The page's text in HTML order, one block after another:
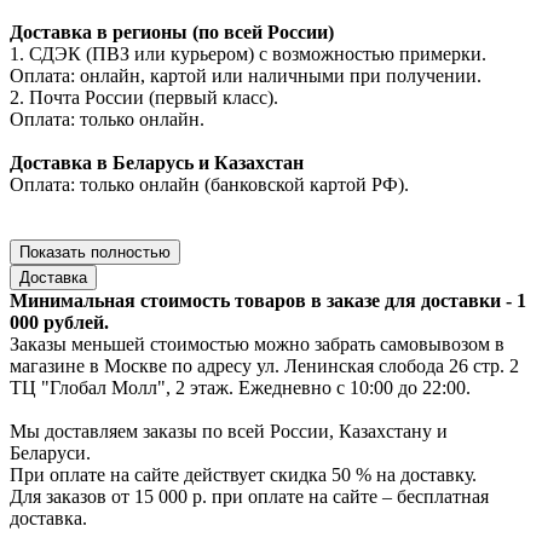
Доставка в регионы (по всей России)
1. СДЭК (ПВЗ или курьером) с возможностью примерки.
Оплата: онлайн, картой или наличными при получении.
2. Почта России (первый класс).
Оплата: только онлайн.
Доставка в Беларусь и Казахстан
Оплата: только онлайн (банковской картой РФ).
Показать полностью
Доставка
Минимальная стоимость товаров в заказе для доставки - 1
000 рублей.
Заказы меньшей стоимостью можно забрать самовывозом в
магазине в Москве по адресу ул. Ленинская слобода 26 стр. 2
ТЦ "Глобал Молл", 2 этаж. Ежедневно с 10:00 до 22:00.
Мы доставляем заказы по всей России, Казахстану и
Беларуси.
При оплате на сайте действует скидка 50 % на доставку.
Для заказов от 15 000 р. при оплате на сайте – бесплатная
доставка.